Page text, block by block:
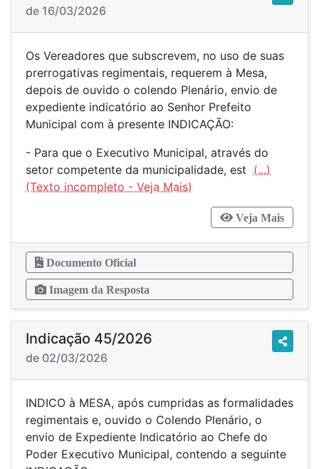
de 16/03/2026
Os Vereadores que subscrevem, no uso de suas
prerrogativas regimentais, requerem à Mesa,
depois de ouvido o colendo Plenário, envio de
expediente indicatório ao Senhor Prefeito
Municipal com à presente INDICAÇÃO:
- Para que o Executivo Municipal, através do
setor competente da municipalidade, est (...)
Veja Mais
Documento Oficial
Imagem da Resposta
Indicação 45/2026
de 02/03/2026
INDICO à MESA, após cumpridas as formalidades
regimentais e, ouvido o Colendo Plenário, o
envio de Expediente Indicatório ao Chefe do
Poder Executivo Municipal, contendo a seguinte